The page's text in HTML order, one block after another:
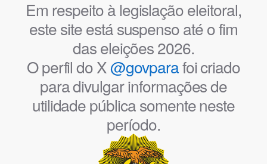
Em respeito à legislação eleitoral,
este site está suspenso até o fim
das eleições 2026.
O perfil do X@govparafoi criado
para divulgar informações de
utilidade pública somente neste
período.